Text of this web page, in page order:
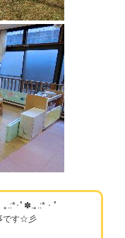
.:*･ﾟ✽.｡.:*・ﾟ
です☆彡